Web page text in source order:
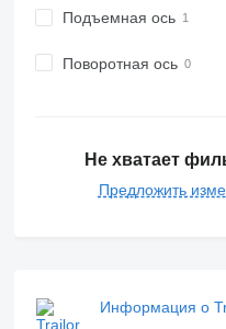
Подъемная ось
Поворотная ось
Не хватает
Предложить
Информация о